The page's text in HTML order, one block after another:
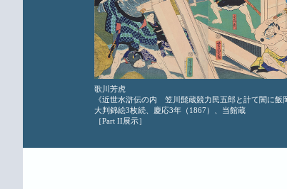
歌川芳虎
《近世水滸伝の内 笠川髭蔵競力民五郎と計て闇に飯
大判錦絵3枚続、慶応3年（1867）、当館蔵
［Part II展示］